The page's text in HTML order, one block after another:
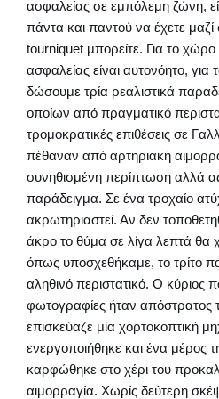
ασφαλείας σε εμπόλεμη ζώνη,
πάντα και παντού να έχετε
tourniquet μπορείτε. Για το
ασφαλείας είναι αυτονόητο, για
δώσουμε τρία ρεαλιστικά
οποίων από πραγματικό
τρομοκρατικές επιθέσεις σε
πέθαναν από αρτηριακή
συνηθισμένη περίπτωση αλλά
παράδειγμα. Σε ένα τροχαίο
ακρωτηριαστεί. Αν δεν
άκρο το θύμα σε λίγα λεπτά θα
όπως υποσχεθήκαμε, το τρίτο
αληθινό περιστατικό. Ο κύριος
φωτογραφίες ήταν απόστρατος
επισκεύαζε μία χορτοκοπτική
ενεργοποιήθηκε και ένα μέρος
καρφώθηκε στο χέρι του
αιμορραγία. Χωρίς δεύτερη